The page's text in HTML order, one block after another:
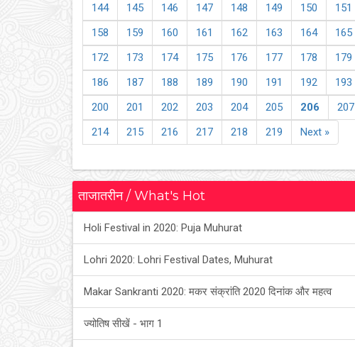
144
145 146 147 148 149 150 151
158
159 160 161 162 163 164 165
172
173 174 175 176 177 178 179
186
187 188 189 190 191 192 193
200
201 202 203 204 205 206 207
214
215 216 217 218 219 Next »
ताजातरीन / What's Hot
Holi Festival in 2020: Puja Muhurat
Lohri 2020: Lohri Festival Dates, Muhurat
Makar Sankranti 2020: मकर संक्रांति 2020 दिनांक और महत्व
ज्योतिष सीखें - भाग 1